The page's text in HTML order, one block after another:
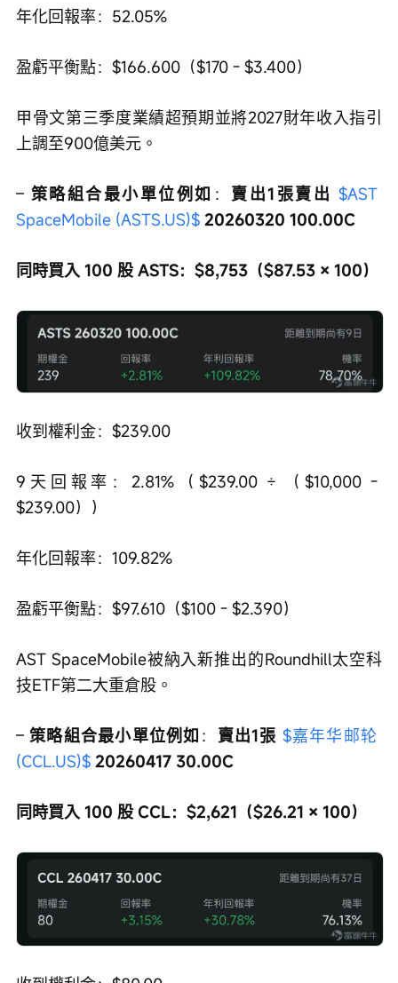
年化回報率：52.05%
盈虧平衡點：$166.600（$170 - $3.400）
甲骨文第三季度業績超預期並將2027財年收入指引
上調至900億美元。
– 策略組合最小單位例如 ： 賣出1張賣出 $AST
SpaceMobile (ASTS.US)$ 20260320 100.00C
同時買入 100 股 ASTS：$8,753（$87.53 × 100）
收到權利金：$239.00
9天回報率：2.81%（$239.00 ÷ （$10,000 -
$239.00））
年化回報率：109.82%
盈虧平衡點：$97.610（$100 - $2.390）
AST SpaceMobile被納入新推出的Roundhill太空科
技ETF第二大重倉股。
– 策略組合最小單位例如 ： 賣出1張 $嘉年华邮轮
(CCL.US)$ 20260417 30.00C
同時買入 100 股 CCL：$2,621（$26.21 × 100）